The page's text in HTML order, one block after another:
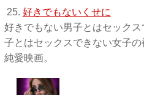
25. 好きでもないくせに
好きでもない男子とはセック
子とはセックスできない女子
純愛映画。